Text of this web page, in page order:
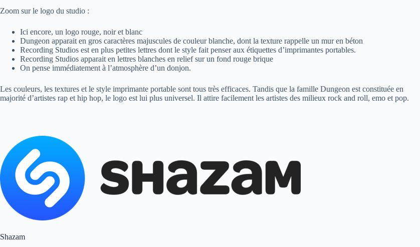
Zoom sur le logo du studio :
Ici encore, un logo rouge, noir et blanc
Dungeon apparait en gros caractères majuscules de couleur blanche, dont la texture rappelle un mur en béton
Recording Studios est en plus petites lettres dont le style fait penser aux étiquettes d’imprimantes portables.
Recording Studios apparait en lettres blanches en relief sur un fond rouge brique
On pense immédiatement à l’atmosphère d’un donjon.
Les couleurs, les textures et le style imprimante portable sont tous très efficaces. Tandis que la famille Dungeon est constituée en
majorité d’artistes rap et hip hop, le logo est lui plus universel. Il attire facilement les artistes des milieux rock and roll, emo et pop.
Shazam